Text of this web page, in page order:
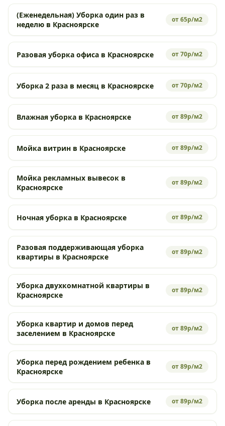
(Еженедельная) Уборка один раз в
неделю в Красноярске
от 65р/м2
Разовая уборка офиса в Красноярске от 70р/м2
Уборка 2 раза в месяц в Красноярске от 70р/м2
Влажная уборка в Красноярске от 89р/м2
Мойка витрин в Красноярске от 89р/м2
Мойка рекламных вывесок в
Красноярске
от 89р/м2
Ночная уборка в Красноярске от 89р/м2
Разовая поддерживающая уборка
квартиры в Красноярске
от 89р/м2
Уборка двухкомнатной квартиры в
Красноярске
от 89р/м2
Уборка квартир и домов перед
заселением в Красноярске
от 89р/м2
Уборка перед рождением ребенка в
Красноярске
от 89р/м2
Уборка после аренды в Красноярске от 89р/м2